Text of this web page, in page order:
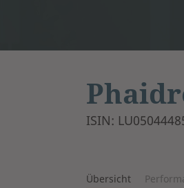
ISIN:
Übersicht